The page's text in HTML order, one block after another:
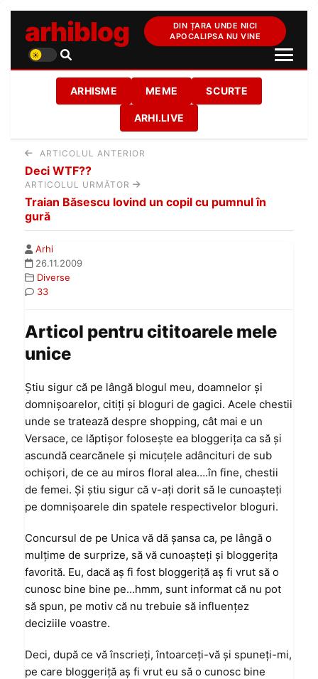
arhiblog
DIN ȚARA UNDE NICI
APOCALIPSA NU VINE
ARHISME MEME SCURTE
ARHI.LIVE
ARTICOLUL ANTERIOR
Deci WTF??
ARTICOLUL URMĂTOR
Traian Băsescu lovind un copil cu pumnul în
gură
Arhi
26.11.2009
Diverse
33
Articol pentru cititoarele mele
unice
Ştiu sigur că pe lângă blogul meu, doamnelor şi
domnişoarelor, citiţi şi bloguri de gagici. Acele chestii
unde se tratează despre shopping, cât mai e un
Versace, ce lăptişor foloseşte ea bloggeriţa ca să şi
ascundă cearcănele şi micuţele adâncituri de sub
ochişori, de ce au miros floral alea….în fine, chestii
de femei. Şi ştiu sigur că v-aţi dorit să le cunoaşteţi
pe domnişoarele din spatele respectivelor bloguri.
Concursul de pe Unica vă dă şansa ca, pe lângă o
mulţime de surprize, să vă cunoaşteţi şi bloggeriţa
favorită. Eu, dacă aş fi fost bloggeriţă aş fi vrut să o
cunosc bine bine pe…hmm, sunt informat că nu pot
să spun, pe motiv că nu trebuie să influenţez
deciziile voastre.
Deci, după ce vă înscrieţi, întoarceţi-vă şi spuneţi-mi,
pe care bloggeriţă aş fi vrut eu să o cunosc bine